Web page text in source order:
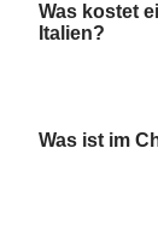
Was kostet
Italien?
Was ist im